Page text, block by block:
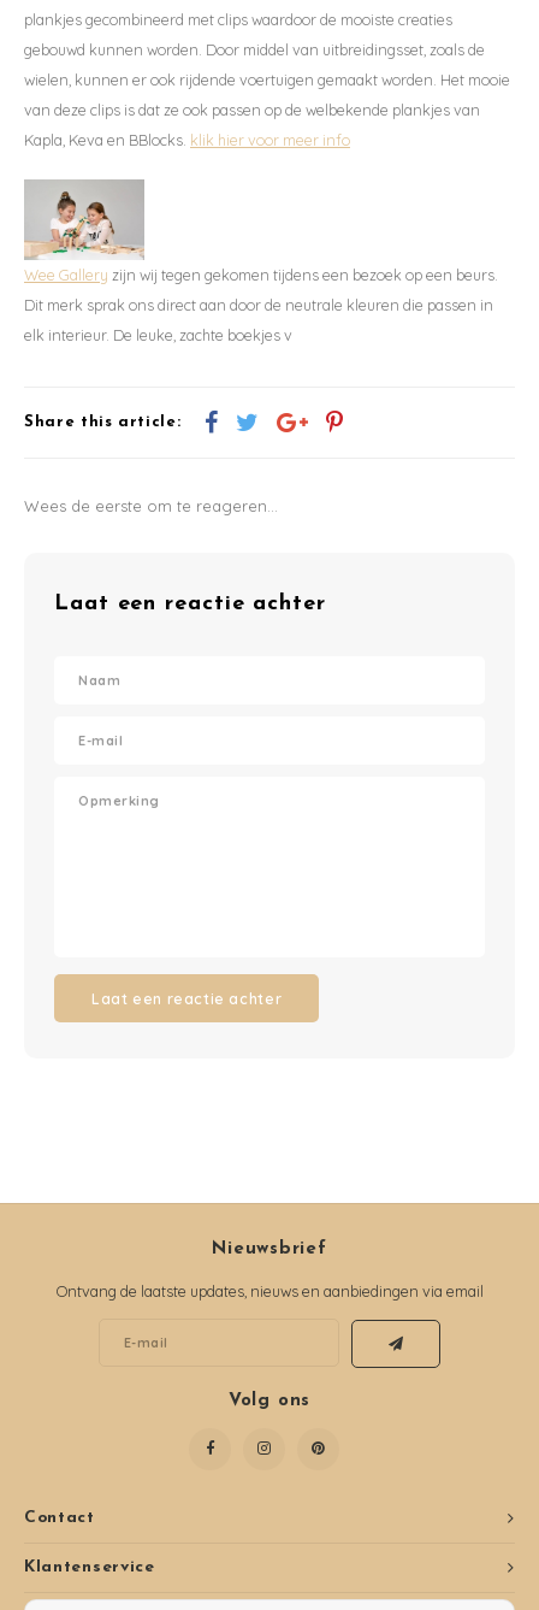
korting op je eerste
bestelling vanaf 70 euro.
Ontvang de laatste updates, nieuws en aanbiedingen via email
Abonneer
plankjes gecombineerd met clips waardoor de mooiste creaties
gebouwd kunnen worden. Door middel van uitbreidingsset, zoals de
wielen, kunnen er ook rijdende voertuigen gemaakt worden. Het mooie
van deze clips is dat ze ook passen op de welbekende plankjes van
Kapla, Keva en BBlocks. klik hier voor meer info
Wee Gallery zijn wij tegen gekomen tijdens een bezoek op een beurs.
Dit merk sprak ons direct aan door de neutrale kleuren die passen in
elk interieur. De leuke, zachte boekjes v
Share this article:
Wees de eerste om te reageren...
Laat een reactie achter
Laat een reactie achter
Contact
Nieuwsbrief
Ontvang de laatste updates, nieuws en aanbiedingen via email
Volg ons
Klantenservice